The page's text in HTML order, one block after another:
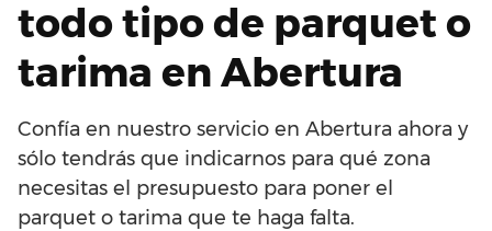
todo tipo de parquet o
tarima en Abertura
Confía en nuestro servicio en Abertura ahora y
sólo tendrás que indicarnos para qué zona
necesitas el presupuesto para poner el
parquet o tarima que te haga falta.